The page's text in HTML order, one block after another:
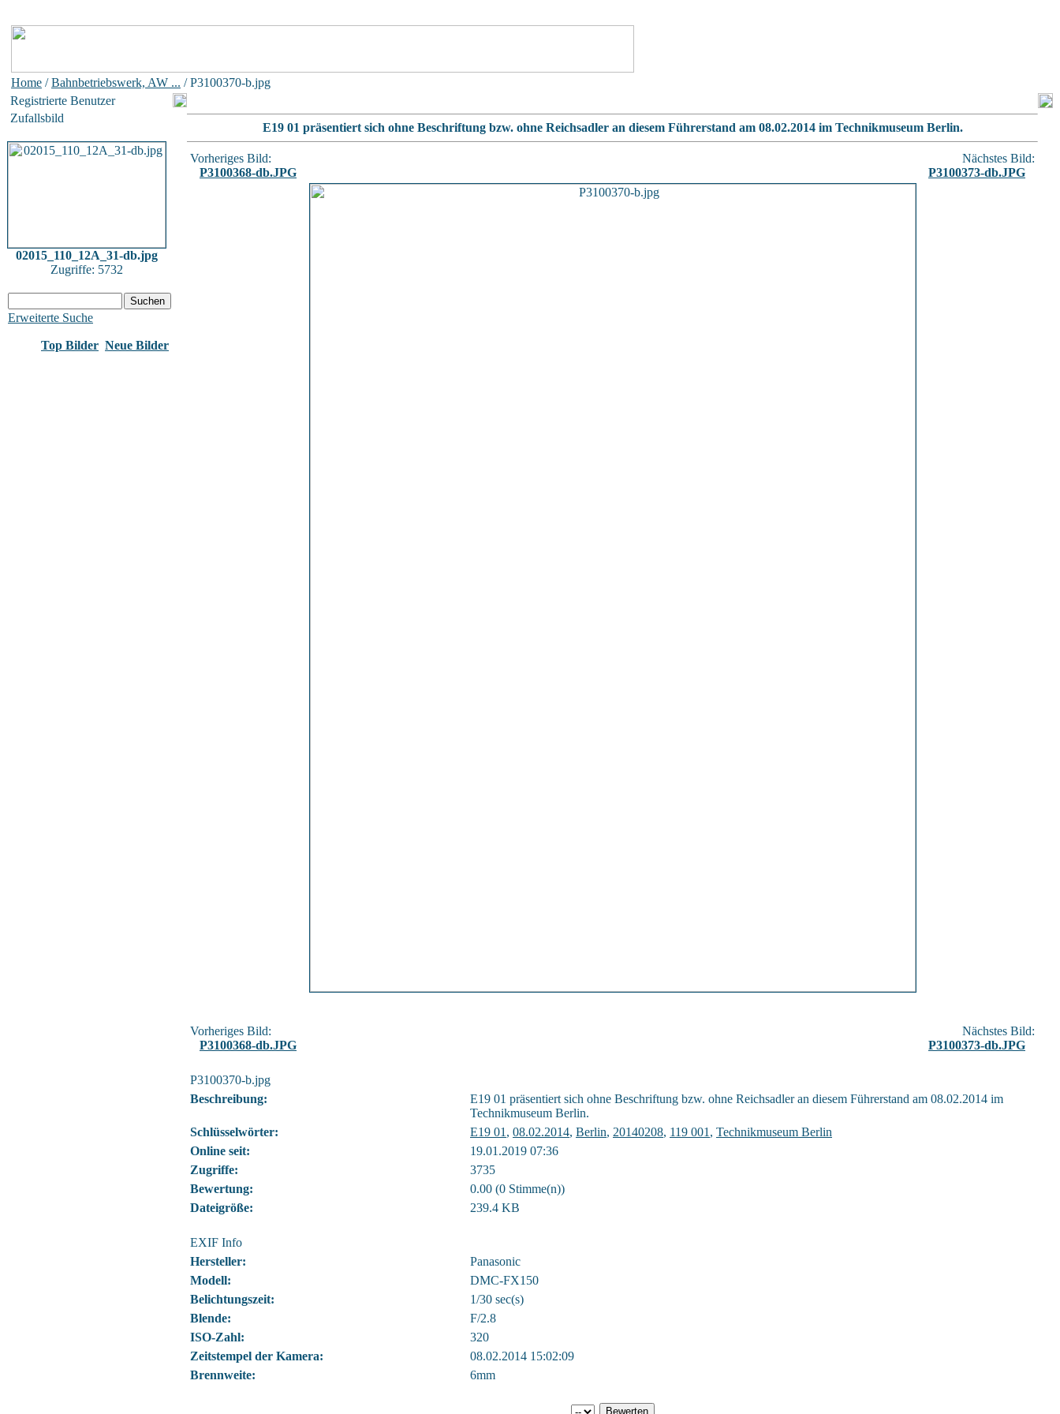
Home /Bahnbetriebswerk, AW ... / P3100370-b.jpg
Registrierte Benutzer
Zufallsbild
02015_110_12A_31-db.jpg
Zugriffe: 5732
Erweiterte Suche
Top Bilder Neue Bilder
E19 01 präsentiert sich ohne Beschriftung bzw. ohne Reichsadler an diesem Führerstand am 08.02.2014 im Technikmuseum Berlin.
Vorheriges Bild:
P3100368-db.JPG
Nächstes Bild:
P3100373-db.JPG
Vorheriges Bild:
P3100368-db.JPG
Nächstes Bild:
P3100373-db.JPG
P3100370-b.jpg
Beschreibung:
E19 01 präsentiert sich ohne Beschriftung bzw. ohne Reichsadler an diesem Führerstand am 08.02.2014 im
Technikmuseum Berlin.
Schlüsselwörter:
E19 01 , 08.02.2014, Berlin, 20140208, 119 001 , Technikmuseum Berlin
Online seit:
19.01.2019 07:36
Zugriffe:
3735
Bewertung:
0.00 (0 Stimme(n))
Dateigröße:
239.4 KB
EXIF Info
Hersteller:
Panasonic
Modell:
DMC-FX150
Belichtungszeit:
1/30 sec(s)
Blende:
F/2.8
ISO-Zahl:
320
Zeitstempel der Kamera:
08.02.2014 15:02:09
Brennweite:
6mm